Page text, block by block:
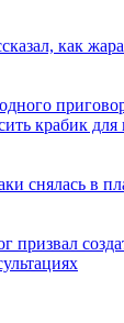
как
крабик для
снялась в
призвал